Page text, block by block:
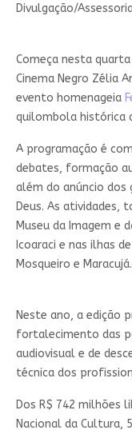
Divulgação/
Começa nesta
Cinema Negro Zélia
evento homenageia
quilombola histórica
A programação é
debates, formação
além do anúncio dos
Deus. As atividades,
Museu da Imagem e
Icoaraci e nas ilhas
Mosqueiro e Maracujá.
Neste ano, a edição
fortalecimento das
audiovisual e de
técnica dos
Dos R$ 742 milhões
Nacional da Cultura,